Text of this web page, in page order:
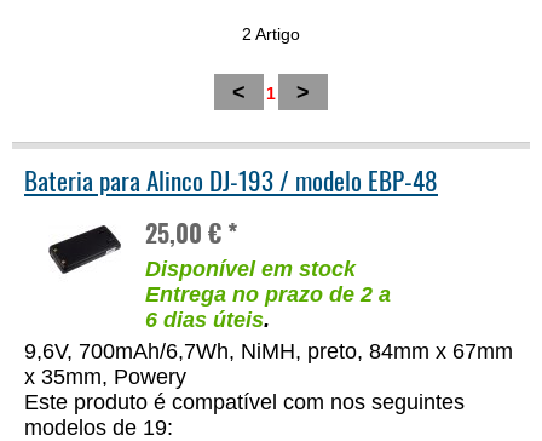
2 Artigo
< 1 >
Bateria para Alinco DJ-193 / modelo EBP-48
25,00 € *
Disponível em stock
Entrega no prazo de 2 a
6 dias úteis.
9,6V, 700mAh/6,7Wh, NiMH, preto, 84mm x 67mm
x 35mm, Powery
Este produto é compatível com nos seguintes
modelos de 19: